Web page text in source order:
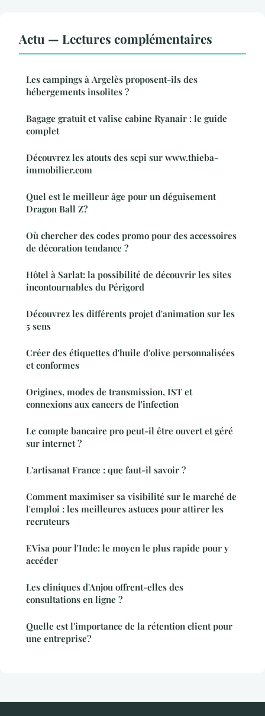
Actu — Lectures complémentaires
Les campings à Argelès proposent-ils des
hébergements insolites ?
Bagage gratuit et valise cabine Ryanair : le guide
complet
Découvrez les atouts des scpi sur www.thieba-
immobilier.com
Quel est le meilleur âge pour un déguisement
Dragon Ball Z?
Où chercher des codes promo pour des accessoires
de décoration tendance ?
Hôtel à Sarlat: la possibilité de découvrir les sites
incontournables du Périgord
Découvrez les différents projet d'animation sur les
5 sens
Créer des étiquettes d'huile d'olive personnalisées
et conformes
Origines, modes de transmission, IST et
connexions aux cancers de l'infection
Le compte bancaire pro peut-il être ouvert et géré
sur internet ?
L'artisanat France : que faut-il savoir ?
Comment maximiser sa visibilité sur le marché de
l'emploi : les meilleures astuces pour attirer les
recruteurs
EVisa pour l'Inde: le moyen le plus rapide pour y
accéder
Les cliniques d'Anjou offrent-elles des
consultations en ligne ?
Quelle est l'importance de la rétention client pour
une entreprise?